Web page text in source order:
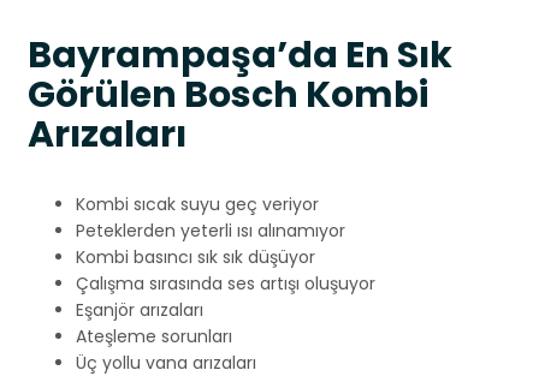
Bayrampaşa’da En Sık
Görülen Bosch Kombi
Arızaları
Kombi sıcak suyu geç veriyor
Peteklerden yeterli ısı alınamıyor
Kombi basıncı sık sık düşüyor
Çalışma sırasında ses artışı oluşuyor
Eşanjör arızaları
Ateşleme sorunları
Üç yollu vana arızaları